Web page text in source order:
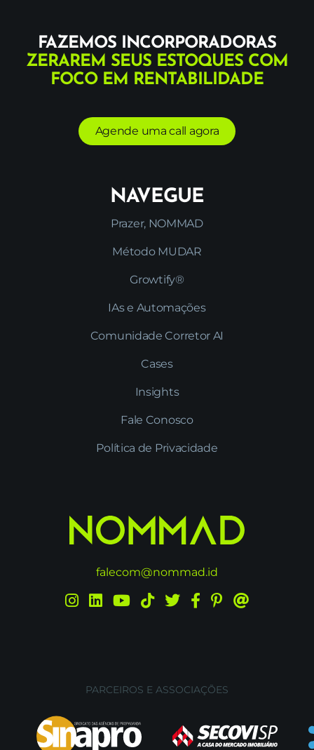
FAZEMOS INCORPORADORAS
ZERAREM SEUS ESTOQUES COM
FOCO EM RENTABILIDADE
Agende uma call agora
NAVEGUE
Prazer, NOMMAD
Método MUDAR
Growtify®
IAs e Automações
Comunidade Corretor AI
Cases
Insights
Fale Conosco
Política de Privacidade
falecom@nommad.id
PARCEIROS E ASSOCIAÇÕES